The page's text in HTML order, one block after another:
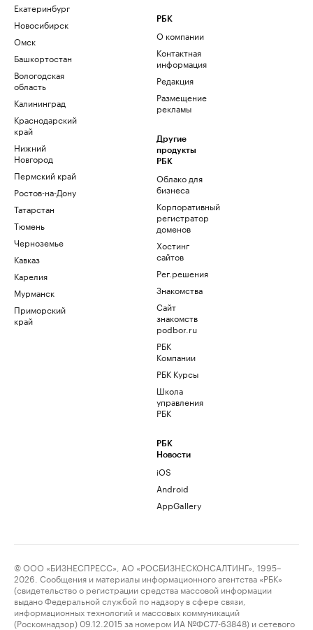
Екатеринбург
Новосибирск
Омск
Башкортостан
Вологодская
область
Калининград
Краснодарский
край
Нижний
Новгород
Пермский край
Ростов-на-Дону
Татарстан
Тюмень
Черноземье
Кавказ
Карелия
Мурманск
Приморский
край
РБК
О компании
Контактная
информация
Редакция
Размещение
рекламы
Другие
продукты
РБК
Облако для
бизнеса
Корпоративный
регистратор
доменов
Хостинг
сайтов
Рег.решения
Знакомства
Сайт
знакомств
podbor.ru
РБК
Компании
РБК Курсы
Школа
управления
РБК
РБК
Новости
iOS
Android
AppGallery
© ООО «БИЗНЕСПРЕСС», АО «РОСБИЗНЕСКОНСАЛТИНГ», 1995–
2026. Сообщения и материалы информационного агентства «РБК»
(свидетельство о регистрации средства массовой информации
выдано Федеральной службой по надзору в сфере связи,
информационных технологий и массовых коммуникаций
(Роскомнадзор) 09.12.2015 за номером ИА №ФС77-63848) и сетевого